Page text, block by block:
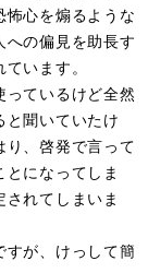
怖心を煽るような
への偏見を助長す
います。
ているけど全然
と聞いていたけ
り、啓発で言って
になってしま
れてしまいま
が、けっして簡